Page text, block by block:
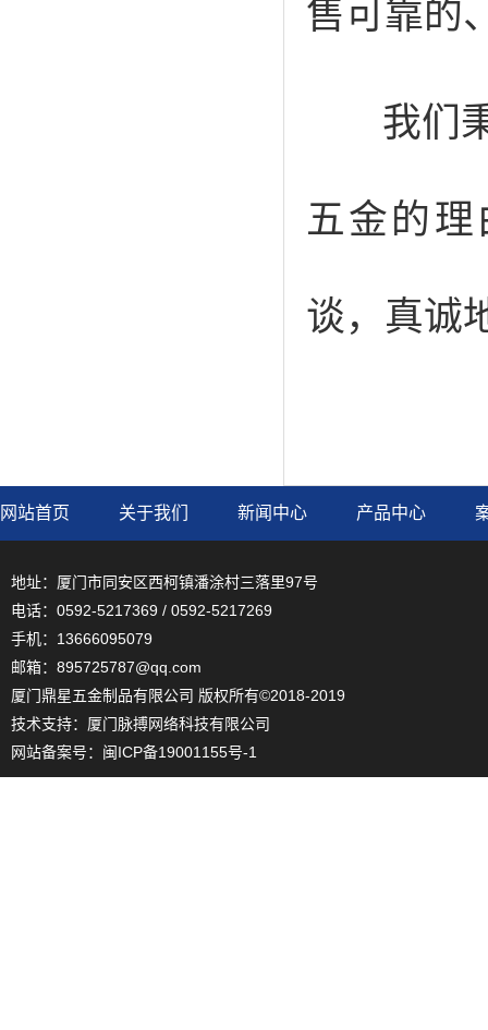
售可靠的
我们秉
五金的
谈，真诚
网站首页 关于我们 新闻中心 产品中心
地址：厦门市同安区西柯镇潘涂村三落里97号
电话：0592-5217369 / 0592-5217269
手机：13666095079
邮箱：895725787@qq.com
厦门鼎星五金制品有限公司 版权所有©2018-2019
技术支持： 厦门脉搏网络科技有限公司
网站备案号： 闽ICP备19001155号-1